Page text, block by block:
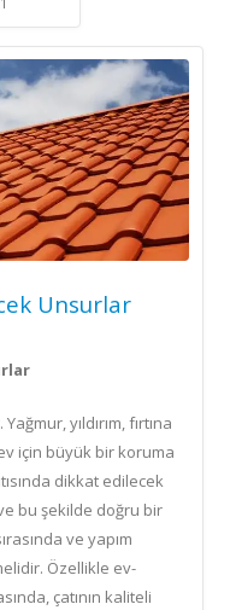
Unsurlar
yıldırım, fırtına
için büyük bir koruma
dikkat edilecek
bu şekilde doğru bir
ve yapım
Özellikle ev-
çatının kaliteli